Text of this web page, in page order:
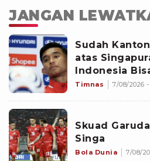
JANGAN
Sudah
atas
Indonesia
Tiket
Timnas 7/08/2026 -
Skuad
Singa
Bola Dunia 7/08/